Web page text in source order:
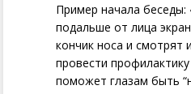
Пример начала
подальше от лица
кончик носа и смотрят
провести
поможет глазам быть